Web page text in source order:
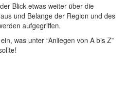
Blick etwas weiter über die
und Belange der Region und des
aufgegriffen.
was unter “Anliegen von A bis Z”